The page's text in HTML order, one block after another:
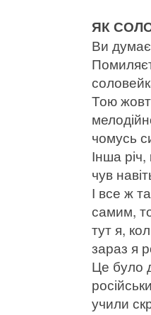
ЯК
Ви
Тою
чомусь
Інша
чув
І все ж
самим,
тут я,
зараз я
Це було
учили